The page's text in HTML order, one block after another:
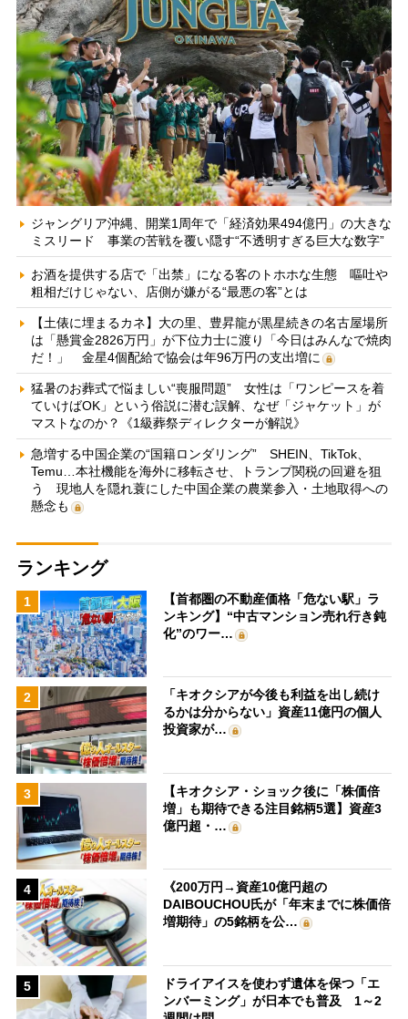
ジャングリア沖縄、開業1周年で「経済効果494億円」の大きな
ミスリード 事業の苦戦を覆い隠す“不透明すぎる巨大な数字”
お酒を提供する店で「出禁」になる客のトホホな生態 嘔吐や
粗相だけじゃない、店側が嫌がる“最悪の客”とは
【土俵に埋まるカネ】大の里、豊昇龍が黒星続きの名古屋場所
は「懸賞金2826万円」が下位力士に渡り「今日はみんなで焼肉
だ！」 金星4個配給で協会は年96万円の支出増に
猛暑のお葬式で悩ましい“喪服問題” 女性は「ワンピースを着
ていけばOK」という俗説に潜む誤解、なぜ「ジャケット」が
マストなのか？《1級葬祭ディレクターが解説》
急増する中国企業の“国籍ロンダリング” SHEIN、TikTok、
Temu…本社機能を海外に移転させ、トランプ関税の回避を狙
う 現地人を隠れ蓑にした中国企業の農業参入・土地取得への
懸念も
ランキング
1
【首都圏の不動産価格「危ない駅」ラ
ンキング】“中古マンション売れ行き鈍
化”のワー…
2
「キオクシアが今後も利益を出し続け
るかは分からない」資産11億円の個人
投資家が…
3
【キオクシア・ショック後に「株価倍
増」も期待できる注目銘柄5選】資産3
億円超・…
4
《200万円→資産10億円超の
DAIBOUCHOU氏が「年末までに株価倍
増期待」の5銘柄を公…
5
ドライアイスを使わず遺体を保つ「エ
ンバーミング」が日本でも普及 1～2